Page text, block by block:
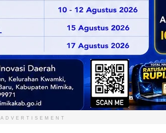
ADVERTISEMENT